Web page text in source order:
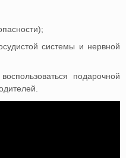
системы и нервной
подарочной